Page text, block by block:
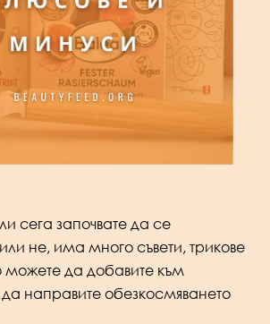
сега започвате да се
не, има много съвети, трикове
можете да добавите към
направите обезкосмяването